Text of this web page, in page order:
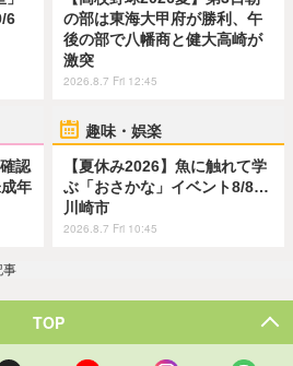
6
の部は東海大甲府が勝利、午
後の部で八幡商と健大高崎が
激突
2026.8.7 Fri 12:45
認
年
趣味・娯楽
【夏休み2026】魚に触れて学
ぶ「おさかな」イベント8/8…
川崎市
2026.8.7 Fri 10:45
事
TOP